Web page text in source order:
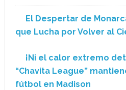
El Despertar de
que Lucha por Volver al
¡Ni el calor extremo
“Chavita League”
fútbol en Madison